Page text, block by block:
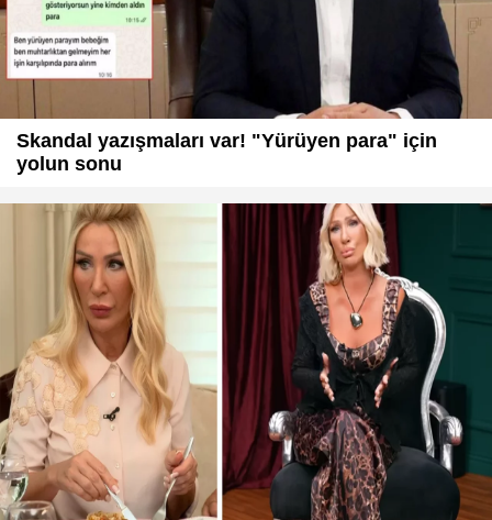
Skandal yazışmaları var! "Yürüyen para" için
yolun sonu